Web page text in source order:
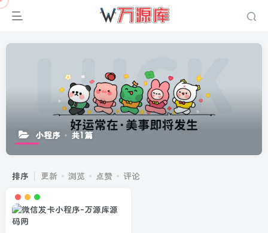
小程序 共1篇
排序 更新 浏览 点赞 评论